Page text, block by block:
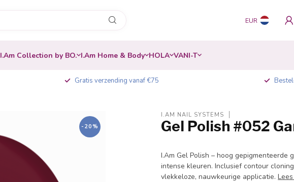
EUR
I.Am Collection by BO. I.Am Home & Body HOLA VANI-T
Gratis verzending vanaf €75
-20%
I.AM NAIL SYSTEMS
Gel Polish #052
I.Am Gel Polish – hoog
intense kleuren. Inclusief contour
vlekkeloze, nauwkeurige applicatie.